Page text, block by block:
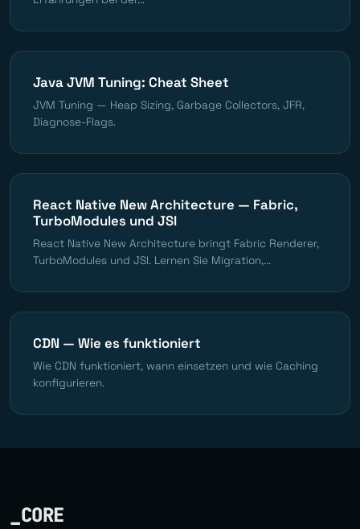
Java JVM Tuning: Cheat Sheet
JVM Tuning — Heap Sizing, Garbage Collectors, JFR,
Diagnose-Flags.
React Native New Architecture — Fabric,
TurboModules und JSI
React Native New Architecture bringt Fabric Renderer,
TurboModules und JSI. Lernen Sie Migration,...
CDN — Wie es funktioniert
Wie CDN funktioniert, wann einsetzen und wie Caching
konfigurieren.
_CORE